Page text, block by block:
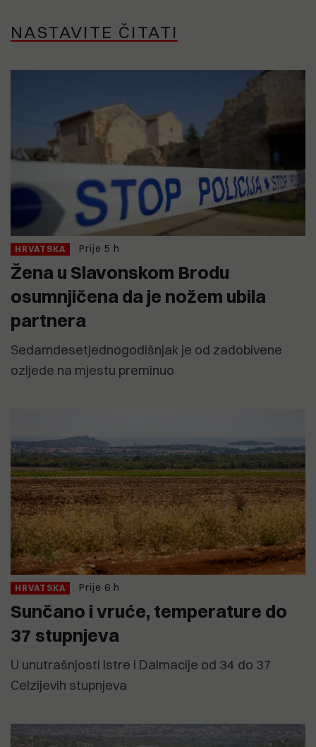
NASTAVITE ČITATI
HRVATSKA Prije 5 h
Žena u Slavonskom Brodu
osumnjičena da je nožem ubila
partnera
Sedamdesetjednogodišnjak je od zadobivene
ozljede na mjestu preminuo
HRVATSKA Prije 6 h
Sunčano i vruće, temperature do
37 stupnjeva
U unutrašnjosti Istre i Dalmacije od 34 do 37
Celzijevih stupnjeva